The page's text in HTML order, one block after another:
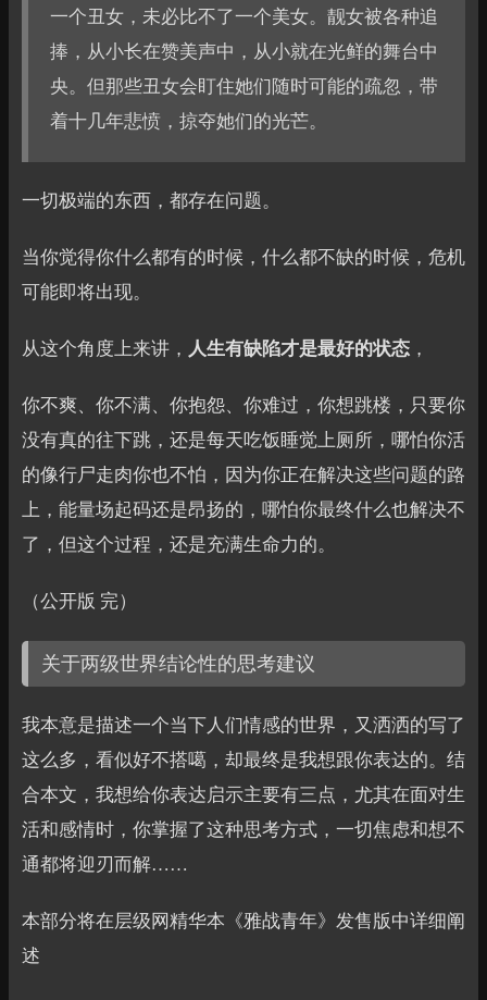
一个丑女，未必比不了一个美女。靓女被各种追
捧，从小长在赞美声中，从小就在光鲜的舞台中
央。但那些丑女会盯住她们随时可能的疏忽，带
着十几年悲愤，掠夺她们的光芒。
一切极端的东西，都存在问题。
当你觉得你什么都有的时候，什么都不缺的时候，危机
可能即将出现。
从这个角度上来讲， 人生有缺陷才是最好的状态 ，
你不爽、你不满、你抱怨、你难过，你想跳楼，只要你
没有真的往下跳，还是每天吃饭睡觉上厕所，哪怕你活
的像行尸走肉你也不怕，因为你正在解决这些问题的路
上，能量场起码还是昂扬的，哪怕你最终什么也解决不
了，但这个过程，还是充满生命力的。
（公开版 完）
关于两级世界结论性的思考建议
我本意是描述一个当下人们情感的世界，又洒洒的写了
这么多，看似好不搭噶，却最终是我想跟你表达的。结
合本文，我想给你表达启示主要有三点，尤其在面对生
活和感情时，你掌握了这种思考方式，一切焦虑和想不
通都将迎刃而解……
本部分将在层级网精华本《雅战青年》发售版中详细阐
述